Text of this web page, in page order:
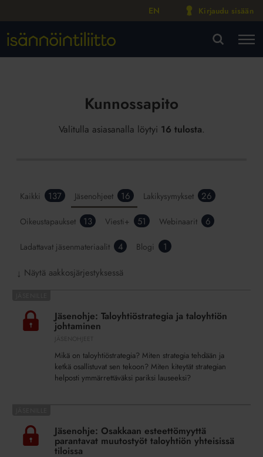
EN Kirjaudu sisään
Kunnossapito
Valitulla asiasanalla löytyi 16 tulosta.
Kaikki 137 Jäsenohjeet 16 Lakikysymykset 26
Oikeustapaukset 13 Viesti+ 51 Webinaarit 6
Ladattavat jäsenmateriaalit 4 Blogi 1
↓ Näytä aakkosjärjestyksessä
TaloyhtiöstrategiaJäsenohje: Taloyhtiöstrategia ja taloyhtiön
johtaminen
Mikä on taloyhtiöstrategia? Miten strategia tehdään ja
ketkä osallistuvat sen tekoon? Miten kiteytät strategian
helposti ymmärrettäväksi pariksi lauseeksi?
Osakkaan
esteettömyyttäJäsenohje: Osakkaan esteettömyyttä
parantavat muutostyöt taloyhtiön yhteisissä
tiloissa